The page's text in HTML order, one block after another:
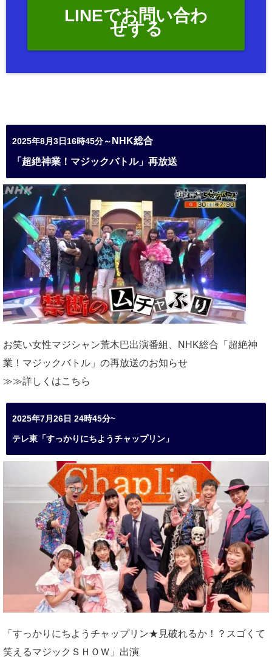
LINEでお問い合わ
せする
2025年8月3日16時45分～ NHK総合
「超絶神業！マジックバトル」再放送
お笑い女性マジシャン荒木巴出演番組、
NHK総合「超絶神
業！マジックバトル」の再放送のお知らせ
≫≫詳しくはこちら
2025年7月26日 24時45分~
テレ東「すっかりにちようチャップリン」
「すっかりにちようチャップリン★見破れるか！？スゴくて
笑えるマジックＳＨＯＷ」出演